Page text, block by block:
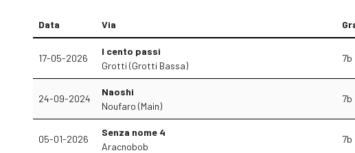
Data Via
17-05-2026
I cento passi
Grotti (Grotti Bassa)
7b
24-09-2024
Naoshi
Noufaro (Main)
7b
05-01-2026
Senza nome 4
Aracnobob
7b